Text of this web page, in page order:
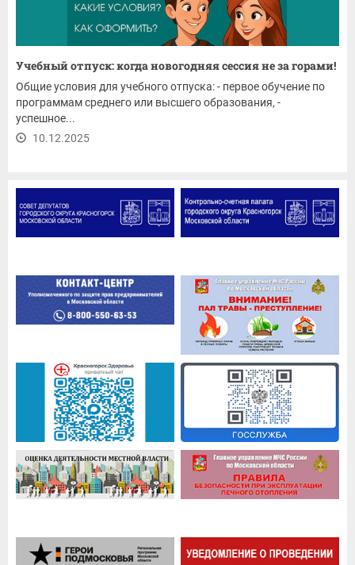
Учебный отпуск: когда новогодняя сессия не за горами!
Общие условия для учебного отпуска: - первое обучение по
программам среднего или высшего образования, -
успешное...
10.12.2025